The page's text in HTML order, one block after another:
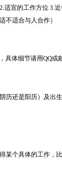
适宜的工作方位 3.
不适合与人合作）
具体细节请用QQ或
历还是阳历）及出
某个具体的工作，